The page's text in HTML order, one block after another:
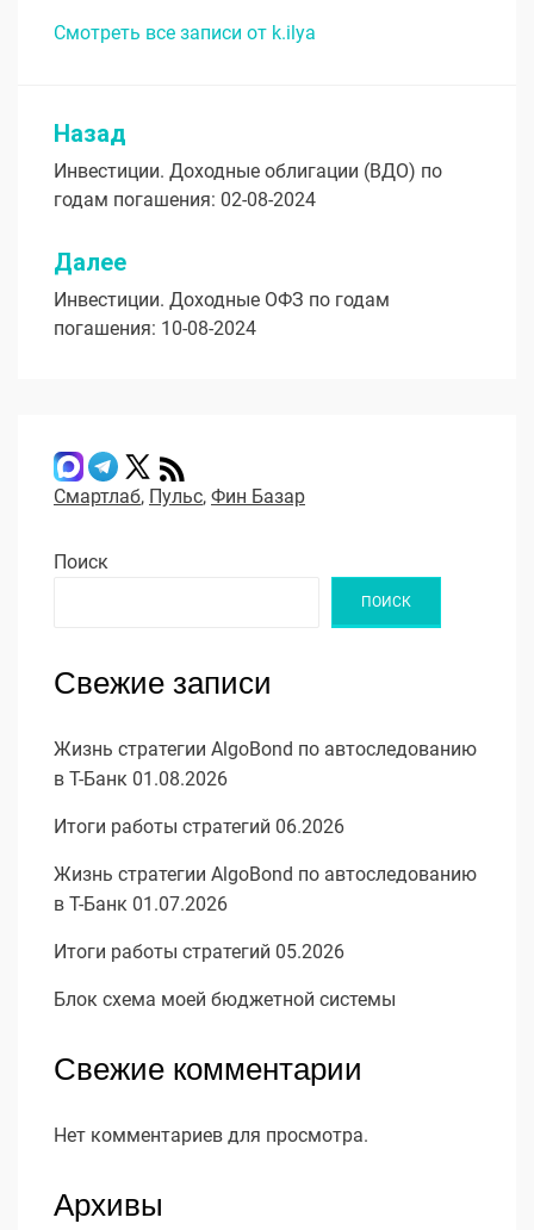
Смотреть все записи от k.ilya
Навигация
по
записям
Назад
Инвестиции. Доходные облигации (ВДО) по
годам погашения: 02-08-2024
Далее
Инвестиции. Доходные ОФЗ по годам
погашения: 10-08-2024
Смартлаб, Пульс, Фин Базар
Поиск
ПОИСК
Свежие записи
Жизнь стратегии AlgoBond по автоследованию
в Т-Банк 01.08.2026
Итоги работы стратегий 06.2026
Жизнь стратегии AlgoBond по автоследованию
в Т-Банк 01.07.2026
Итоги работы стратегий 05.2026
Блок схема моей бюджетной системы
Свежие комментарии
Нет комментариев для просмотра.
Архивы